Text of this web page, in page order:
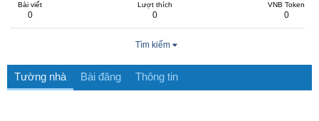
Bài viết
0
Lượt thích
0
VNB Token
0
Tìm kiếm
Tường nhà Bài đăng Thông tin